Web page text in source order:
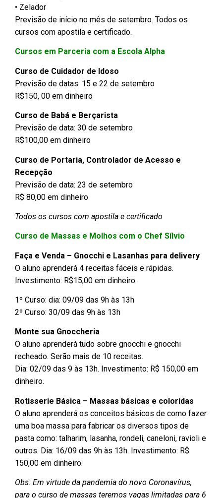
• Zelador
Previsão de início no mês de setembro. Todos os
cursos com apostila e certificado.
Cursos em Parceria com a Escola Alpha
Curso de Cuidador de Idoso
Previsão de datas: 15 e 22 de setembro
R$150, 00 em dinheiro
Curso de Babá e Berçarista
Previsão de data: 30 de setembro
R$100,00 em dinheiro
Curso de Portaria, Controlador de Acesso e
Recepção
Previsão de data: 23 de setembro
R$ 80,00 em dinheiro
Todos os cursos com apostila e certificado
Curso de Massas e Molhos com o Chef Sílvio
Faça e Venda – Gnocchi e Lasanhas para delivery
O aluno aprenderá 4 receitas fáceis e rápidas.
Investimento: R$15,00 em dinheiro.
1º Curso: dia: 09/09 das 9h às 13h
2º Curso: 30/09 das 9h às 13h
Monte sua Gnoccheria
O aluno aprenderá tudo sobre gnocchi e gnocchi
recheado. Serão mais de 10 receitas.
Dia: 02/09 das 9 às 13h. Investimento: R$ 150,00 em
dinheiro.
Rotisserie Básica – Massas básicas e coloridas
O aluno aprenderá os conceitos básicos de como fazer
uma boa massa para fabricar os diversos tipos de
pasta como: talharim, lasanha, rondeli, caneloni, ravioli e
outros. Dia: 16/09 das 9h às 13h. Investimento: R$
150,00 em dinheiro.
Obs: Em virtude da pandemia do novo Coronavírus,
para o curso de massas teremos vagas limitadas para 6